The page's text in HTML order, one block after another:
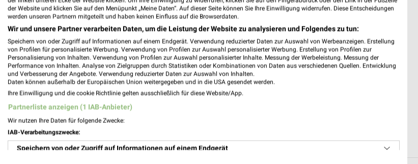
der Website und klicken Sie auf den Menüpunkt „Meine Daten“. Auf dieser Seite können Sie Ihre Einwilligung widerrufen. Diese Entscheidungen
werden unseren Partnern mitgeteilt und haben keinen Einfluss auf die Browserdaten.
Wir und unsere Partner verarbeiten Daten, um die Leistung der Website zu analysieren und Folgendes zu tun:
Speichern von oder Zugriff auf Informationen auf einem Endgerät. Verwendung reduzierter Daten zur Auswahl von Werbeanzeigen. Erstellung
von Profilen für personalisierte Werbung. Verwendung von Profilen zur Auswahl personalisierter Werbung. Erstellung von Profilen zur
Personalisierung von Inhalten. Verwendung von Profilen zur Auswahl personalisierter Inhalte. Messung der Werbeleistung. Messung der
Performance von Inhalten. Analyse von Zielgruppen durch Statistiken oder Kombinationen von Daten aus verschiedenen Quellen. Entwicklung
und Verbesserung der Angebote. Verwendung reduzierter Daten zur Auswahl von Inhalten.
Daten können außerhalb der Europäischen Union weitergegeben und in die USA gesendet werden.
Ihre Einwilligung und die cookie Richtlinie gelten ausschließlich für diese Website/App.
Partnerliste anzeigen (1 IAB-Anbieter)
Wir nutzen Ihre Daten für folgende Zwecke:
IAB-Verarbeitungszwecke:
Speichern von oder Zugriff auf Informationen auf einem Endgerät